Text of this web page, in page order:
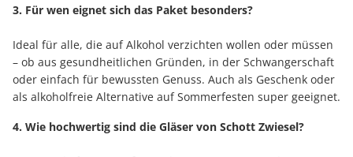
3. Für wen eignet sich das Paket besonders?
Ideal für alle, die auf Alkohol verzichten wollen oder müssen
– ob aus gesundheitlichen Gründen, in der Schwangerschaft
oder einfach für bewussten Genuss. Auch als Geschenk oder
als alkoholfreie Alternative auf Sommerfesten super geeignet.
4. Wie hochwertig sind die Gläser von Schott Zwiesel?